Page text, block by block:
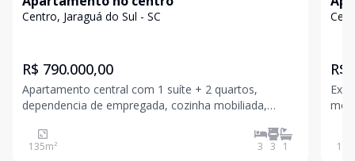
Centro, Jaraguá do Sul - SC
R$ 790.000,00
Apartamento central com 1 suíte + 2 quartos,
dependencia de empregada, cozinha mobiliada,
vagas de garagem.Otima localizaçao no centro de
Jaragua do Sul. Apartamento espaçoso.
135m² 3 3 1
R$
128